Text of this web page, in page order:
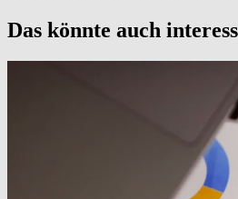
Das könnte auch